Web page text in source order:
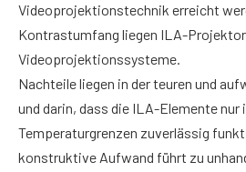
Videoprojektionstechnik erreicht
Kontrastumfang liegen ILA-
Videoprojektionssysteme.
Nachteile liegen in der teuren und
und darin, dass die ILA-Elemente nur
Temperaturgrenzen zuverlässig
konstruktive Aufwand führt zu